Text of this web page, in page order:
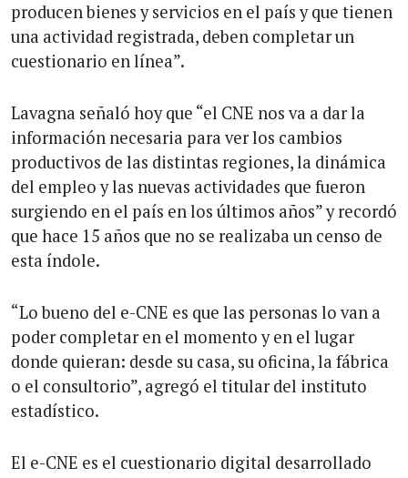
producen bienes y servicios en el país y que tienen
una actividad registrada, deben completar un
cuestionario en línea”.
Lavagna señaló hoy que “el CNE nos va a dar la
información necesaria para ver los cambios
productivos de las distintas regiones, la dinámica
del empleo y las nuevas actividades que fueron
surgiendo en el país en los últimos años” y recordó
que hace 15 años que no se realizaba un censo de
esta índole.
“Lo bueno del e-CNE es que las personas lo van a
poder completar en el momento y en el lugar
donde quieran: desde su casa, su oficina, la fábrica
o el consultorio”, agregó el titular del instituto
estadístico.
El e-CNE es el cuestionario digital desarrollado